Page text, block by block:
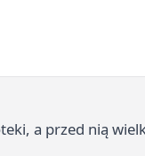
a przed nią